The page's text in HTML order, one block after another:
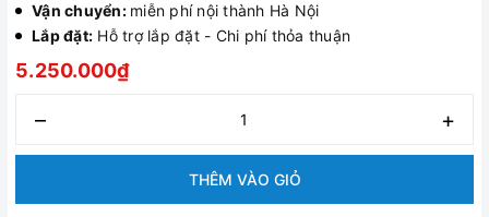
Vận chuyển: miễn phí nội thành Hà Nội
Lắp đặt: Hỗ trợ lắp đặt - Chi phí thỏa thuận
5.250.000₫
– +
THÊM VÀO GIỎ